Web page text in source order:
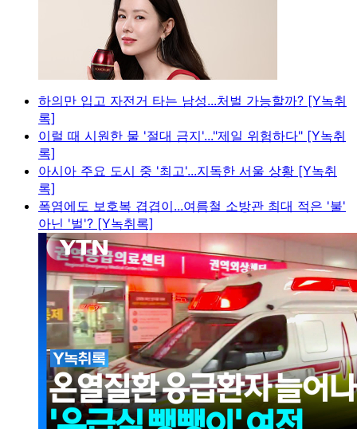
하의만 입고 자전거 타는 남성...처벌 가능할까? [Y녹취
록]
이럴 때 시원한 물 '절대 금지'..."제일 위험하다" [Y녹취
록]
아시아 주요 도시 중 '최고'...지독한 서울 상황 [Y녹취
록]
폭염에도 보호복 겹겹이...여름철 소방관 최대 적은 '불'
아닌 '벌'? [Y녹취록]